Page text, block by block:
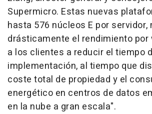
Supermicro. Estas nuevas
hasta 576 núcleos E por servidor,
drásticamente el rendimiento por
a los clientes a reducir el tiempo
implementación, al tiempo que
coste total de propiedad y el
energético en centros de datos
en la nube a gran escala".